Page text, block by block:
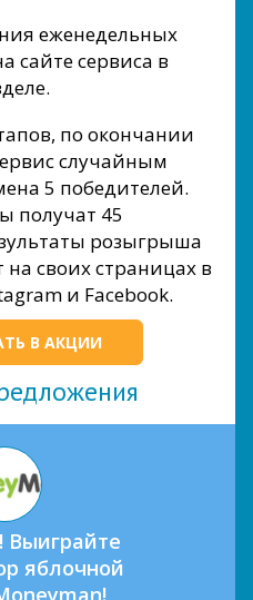
еженедельных
сервиса в
по окончании
случайным
5 победителей.
получат 45
розыгрыша
своих страницах в
и Facebook.
В АКЦИИ
Выиграйте
яблочной